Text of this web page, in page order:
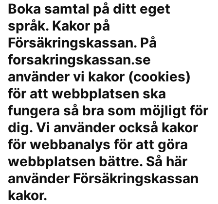
Boka samtal på ditt eget
språk. Kakor på
Försäkringskassan. På
forsakringskassan.se
använder vi kakor (cookies)
för att webbplatsen ska
fungera så bra som möjligt för
dig. Vi använder också kakor
för webbanalys för att göra
webbplatsen bättre. Så här
använder Försäkringskassan
kakor.